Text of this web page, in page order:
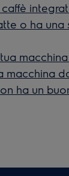
o ha una
macchina
ha un